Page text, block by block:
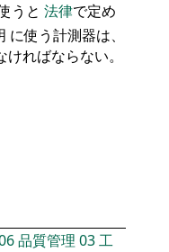
うと 法律で定め
に使う計測器は、
ればならない。
品質管理 03工